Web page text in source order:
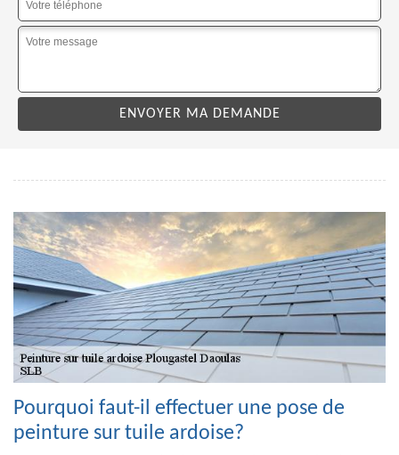
Pourquoi faut-il effectuer une pose de
peinture sur tuile ardoise?